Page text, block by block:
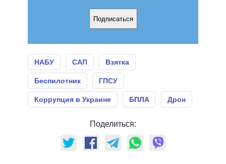
Подписаться
НАБУ САП Взятка
Беспилотник ГПСУ
Коррупция в Украине БПЛА Дрон
Поделиться: